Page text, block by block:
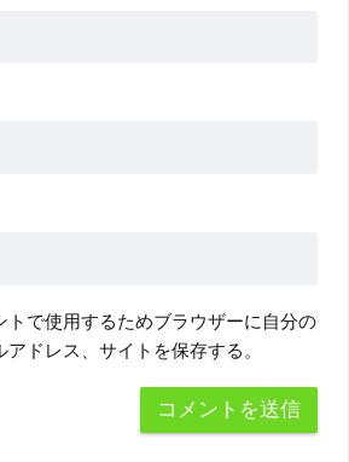
トで使用するためブラウザーに自分の
ドレス、サイトを保存する。